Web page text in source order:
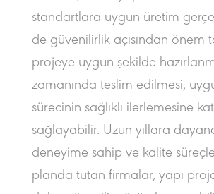
standartlara uygun üretim
de güvenilirlik açısından önem
projeye uygun şekilde
zamanında teslim edilmesi,
sürecinin sağlıklı ilerlemesine
sağlayabilir. Uzun yıllara
deneyime sahip ve kalite
planda tutan firmalar, yapı